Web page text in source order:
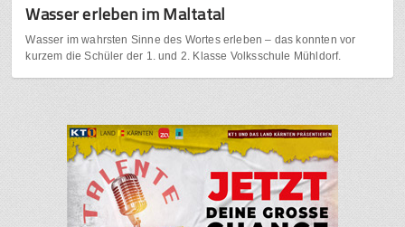
Wasser erleben im Maltatal
Wasser im wahrsten Sinne des Wortes erleben – das konnten vor
kurzem die Schüler der 1. und 2. Klasse Volksschule Mühldorf.